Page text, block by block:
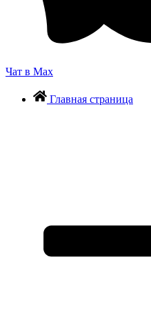
Чат в Max
Главная страница